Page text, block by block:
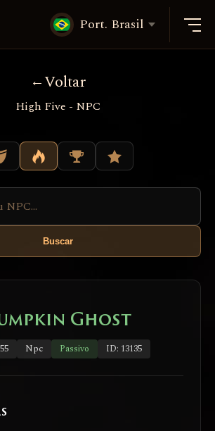
Port. Brasil
Voltar
High Five - NPC
Buscar
Ghost
Npc Passivo ID: 13135